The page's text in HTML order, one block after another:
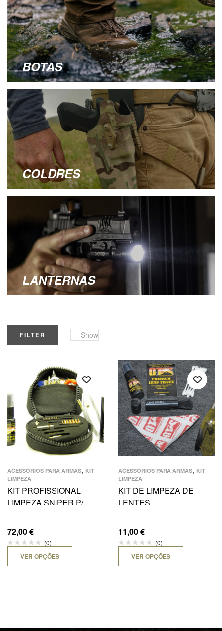
BOTAS
COLDRES
LANTERNAS
FILTER Show
ACESSÓRIOS PARA ARMAS, KIT
LIMPEZA
KIT PROFISSIONAL
LIMPEZA SNIPER P/
CARABINAS 7.62MM
72,00€
(0)
VER OPÇÕES
ACESSÓRIOS PARA ARMAS, KIT
LIMPEZA
KIT DE LIMPEZA DE
LENTES
11,00€
(0)
VER OPÇÕES